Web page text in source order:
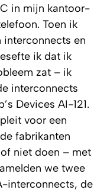
in mijn kantoor-
Toen ik
en
ik dat ik
zat – ik
interconnects
Devices AI-121.
voor een
fabrikanten
niet doen – met
we twee
interconnects, de